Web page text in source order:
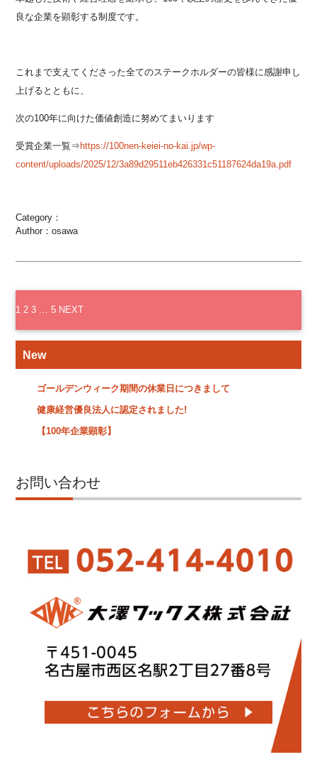
良な企業を顕彰する制度です。
これまで支えてくださった全てのステークホルダーの皆様に感謝申し
上げるとともに、
次の100年に向けた価値創造に努めてまいります
受賞企業一覧⇒ https://100nen-keiei-no-kai.jp/wp-
content/uploads/2025/12/3a89d29511eb426331c51187624da19a.pdf
Category：
Author：osawa
1 2 3 … 5 NEXT
New
ゴールデンウィーク期間の休業日につきまして
健康経営優良法人に認定されました!
【100年企業顕彰】
お問い合わせ